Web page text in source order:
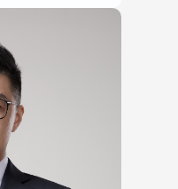
伯中学（The
威拉德女子
）、北
西斯堡学院
）、克瑞布
）等
主流教育体系
刻理解。
国、瑞士、加
各类寄宿学校
富的第一手认
术能力、兴趣
需求出发，为
划，并帮助家
校与成长环
指导学生获得
Phillips
利普斯埃克
（St. Paul’s
（The
特罗斯玛丽